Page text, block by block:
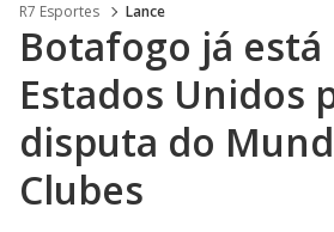
R7 Esportes Lance
Botafogo já está
Estados Unidos
disputa do
Clubes